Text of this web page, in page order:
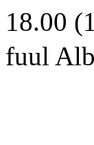
18.00
fuul